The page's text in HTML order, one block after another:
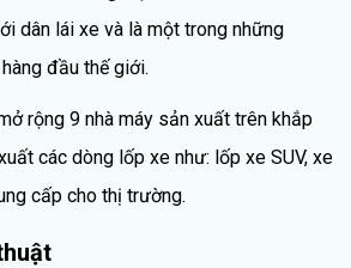
dân lái xe và là một trong những
đầu thế giới.
rộng 9 nhà máy sản xuất trên khắp
các dòng lốp xe như: lốp xe SUV, xe
cấp cho thị trường.